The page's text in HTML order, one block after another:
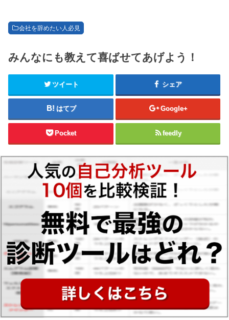
会社を辞めたい人必見
みんなにも教えて喜ばせてあげよう！
ツイート シェア
はてブ Google+
Pocket feedly